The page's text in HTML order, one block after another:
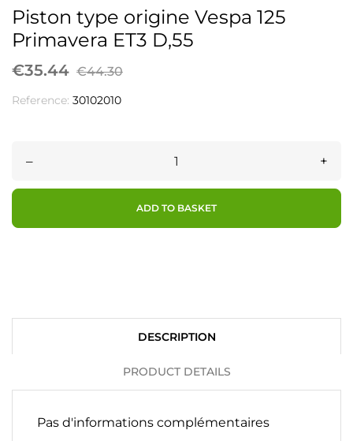
Piston type origine Vespa 125
Primavera ET3 D,55
€35.44 €44.30
Reference: 30102010
– +
ADD TO BASKET
DESCRIPTION
PRODUCT DETAILS
Pas d'informations complémentaires